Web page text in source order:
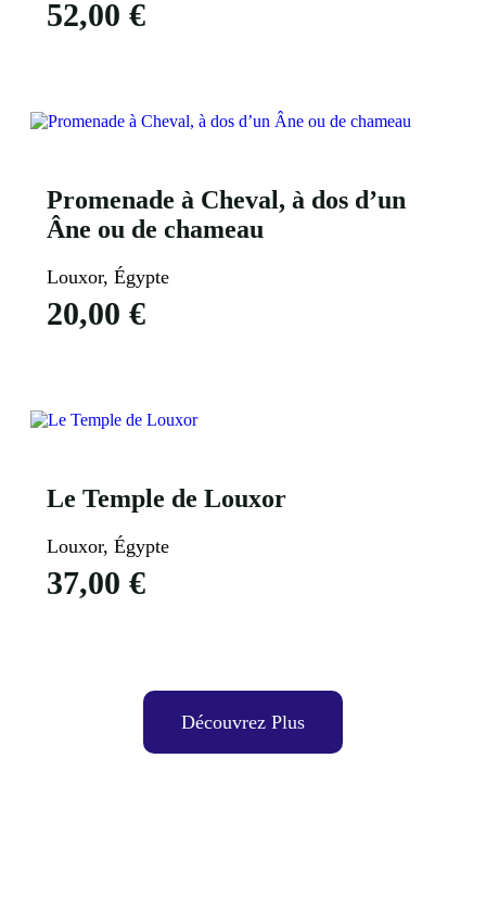
52,00 €
Promenade à Cheval, à dos d’un
Âne ou de chameau
Louxor, Égypte
20,00 €
Le Temple de Louxor
Louxor, Égypte
37,00 €
Découvrez Plus